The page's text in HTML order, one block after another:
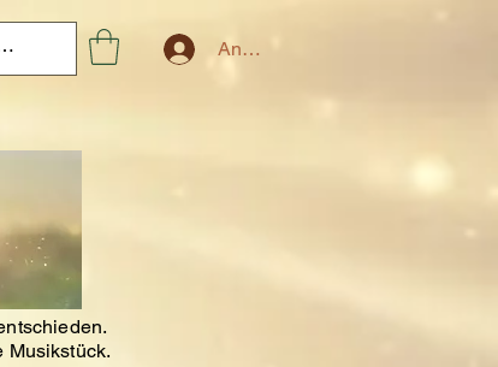
Anmelden
Musikstück.